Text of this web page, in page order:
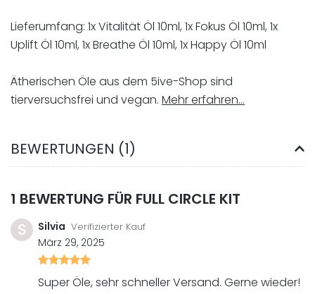
Lieferumfang: 1x Vitalität Öl 10ml, 1x Fokus Öl 10ml, 1x
Uplift Öl 10ml, 1x Breathe Öl 10ml, 1x Happy Öl 10ml
Ätherischen Öle aus dem 5ive-Shop sind
tierversuchsfrei und vegan. Mehr erfahren…
BEWERTUNGEN (1)
1 BEWERTUNG FÜR FULL CIRCLE KIT
S Silvia Verifizierter Kauf
März 29, 2025
5
Super Öle, sehr schneller Versand. Gerne wieder!